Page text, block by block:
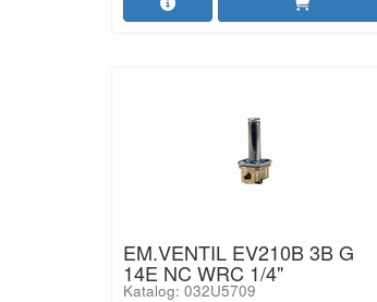
EM.VENTIL EV210B 3B G
14E NC WRC 1/4"
Katalog: 032U5709